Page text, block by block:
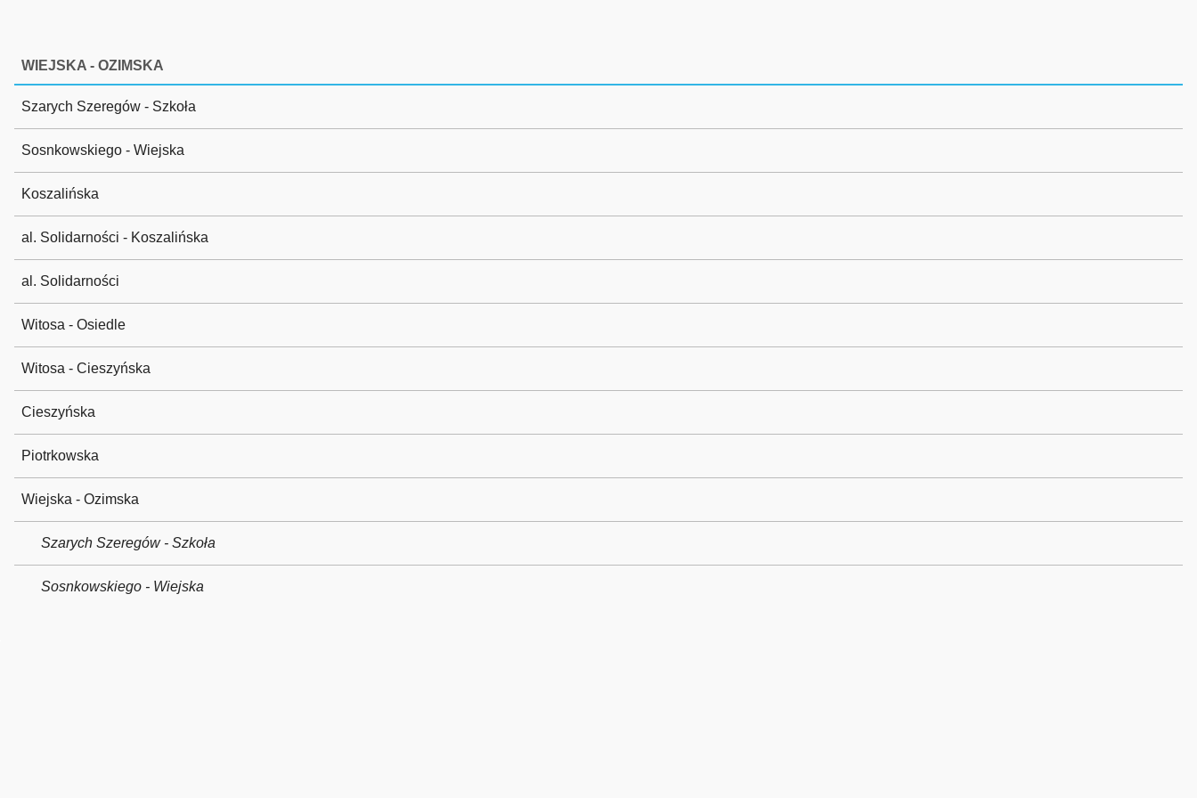
WIEJSKA - OZIMSKA
Szarych Szeregów - Szkoła
Sosnkowskiego - Wiejska
Koszalińska
al. Solidarności - Koszalińska
al. Solidarności
Witosa - Osiedle
Witosa - Cieszyńska
Cieszyńska
Piotrkowska
Wiejska - Ozimska
Szarych Szeregów - Szkoła
Sosnkowskiego - Wiejska